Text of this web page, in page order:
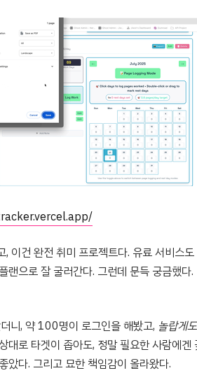
, 이건 완전 취미 프로젝트다. 유료 서비스
으로 잘 굴러간다. 그런데 문득 궁금했다.
니, 약 100명이 로그인을 해봤고, 놀랍게
대로 타겟이 좁아도, 정말 필요한 사람에겐
았다. 그리고 묘한 책임감이 올라왔다.